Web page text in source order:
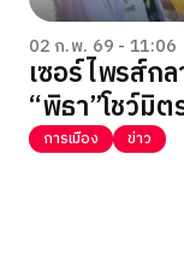
NEWS
ENTERTAINMENT
LIFESTYLE
HOROSCOPE
LOTTERY
VIDEO
02 ก.พ. 69 - 11:06
เซอร์ไพรส์ก
“พิธา”โชว์มิ
การเมือง ข่าว